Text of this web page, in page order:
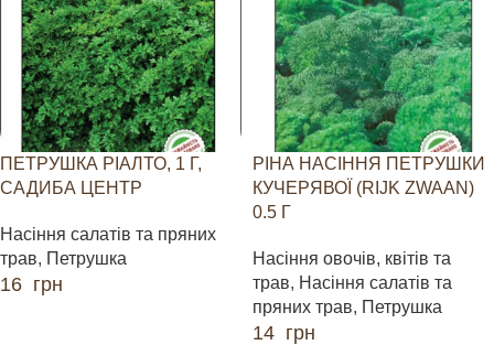
ПЕТРУШКА РІАЛТО, 1 Г,
САДИБА ЦЕНТР
Насіння салатів та пряних
трав, Петрушка
16 грн
РІНА НАСІННЯ ПЕТРУШКИ
КУЧЕРЯВОЇ (RIJK ZWAAN)
0.5 Г
Насіння овочів, квітів та
трав, Насіння салатів та
пряних трав, Петрушка
14 грн